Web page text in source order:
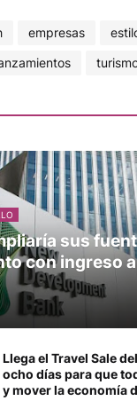
empresas
sus
con ingreso
Llega el Travel Sale
ocho días para que
y mover la economía